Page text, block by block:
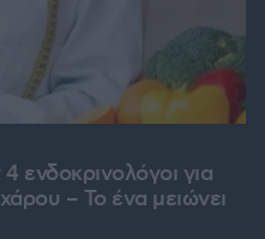
ενδοκρινολόγοι για
– Το ένα μειώνει